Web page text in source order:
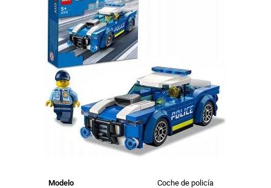
Modelo Coche de policía